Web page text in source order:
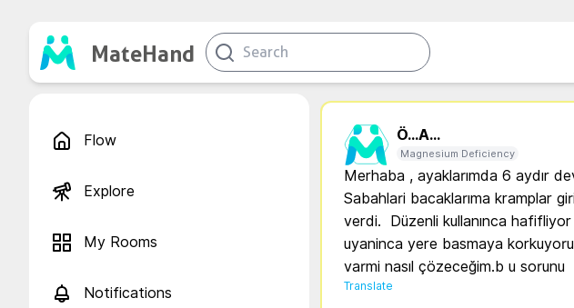
MateHand
Flow
Explore
My Rooms
Notifications
Ö...A...
Magnesium Deficiency
Merhaba , ayaklarımda 6 aydır
Sabahlari bacaklarıma kramplar
verdi.  Düzenli kullanınca
uyaninca yere basmaya
varmi nasıl çözeceğim.b u sorunu
Translate